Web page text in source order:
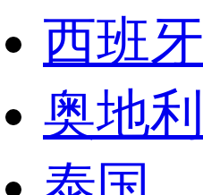
西班牙
奥地利